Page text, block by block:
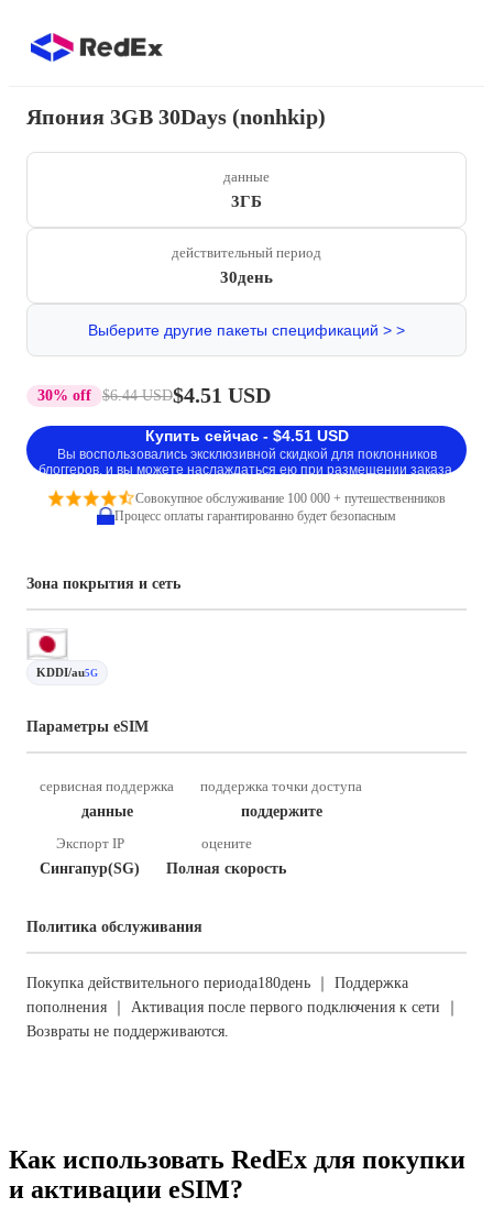
Япония 3GB 30Days (nonhkip)
данные
3ГБ
действительный период
30день
Выберите другие пакеты спецификаций > >
30% off $6.44 USD$4.51 USD
Купить сейчас - $4.51 USD
Вы воспользовались эксклюзивной скидкой для поклонников
блоггеров, и вы можете наслаждаться ею при размещении заказа.
Совокупное обслуживание 100 000 + путешественников
Процесс оплаты гарантированно будет безопасным
Зона покрытия и сеть
KDDI/au5G
Параметры eSIM
сервисная поддержка
данные
поддержка точки доступа
поддержите
Экспорт IP
Сингапур(SG)
оцените
Полная скорость
Политика обслуживания
Покупка действительного периода180день ｜ Поддержка
пополнения ｜ Активация после первого подключения к сети ｜
Возвраты не поддерживаются.
Как использовать RedEx для покупки
и активации eSIM?